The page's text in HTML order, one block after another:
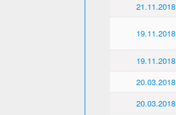
21.11.2018
19.11.2018
19.11.2018
20.03.2018
20.03.2018